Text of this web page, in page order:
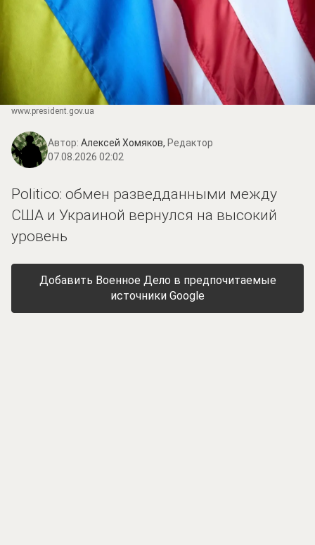
www.prеsidеnt.gоv.uа
Автор: Алексей Хомяков, Редактор
07.08.2026 02:02
Politico: обмен разведданными между
США и Украиной вернулся на высокий
уровень
Добавить Военное Дело в предпочитаемые
источники Google